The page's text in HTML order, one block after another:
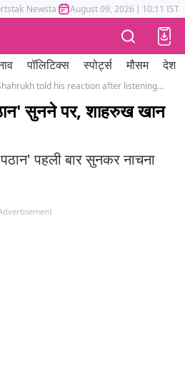
Newstak Mumbai Tak Astrotak
August 09, 2026 | 10:11 IST
पॉलिटिक्स स्पोर्ट्स मौसम देश
Shahrukh told his reaction after listening to the song Jhoome Jo Pathan
सुनने पर, शाहरुख खान
पहली बार सुनकर नाचना